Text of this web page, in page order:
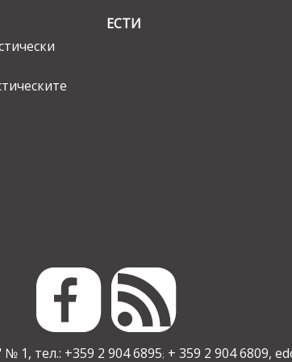
ЕСТИ
1, тел.: +359 2 904 6895; + 359 2 904 6809,